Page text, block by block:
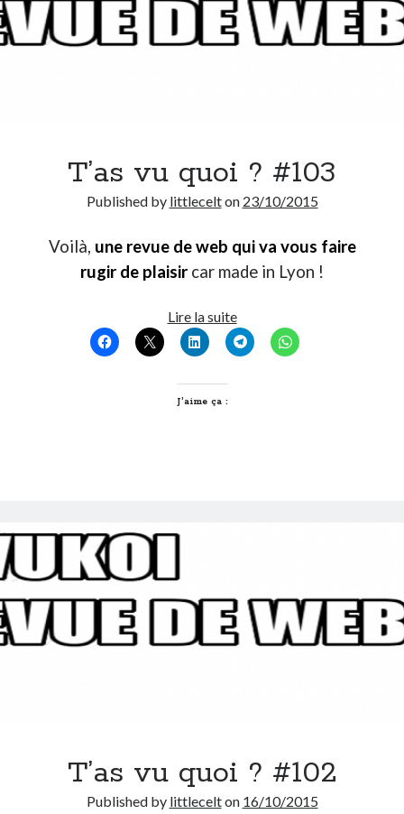
T’as vu quoi ? #103
Published by littlecelton 23/10/2015
Voilà, une revue de web qui va vous faire
rugir de plaisir car made in Lyon !
Lire la suiteT’as
vu
quoi
J’aime ça :
T’as vu quoi ? #102
Published by littlecelton 16/10/2015